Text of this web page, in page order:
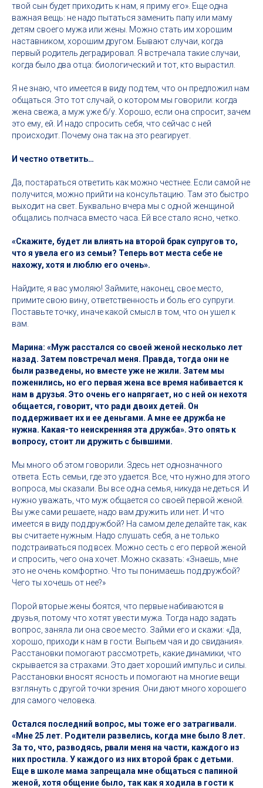
твой сын будет приходить к нам, я приму его». Еще одна
важная вещь: не надо пытаться заменить папу или маму
детям своего мужа или жены. Можно стать им хорошим
наставником, хорошим другом. Бывают случаи, когда
первый родитель деградировал. Я встречала такие случаи,
когда было два отца: биологический и тот, кто вырастил.
Я не знаю, что имеется в виду под тем, что он предложил нам
общаться. Это тот случай, о котором мы говорили: когда
жена свежа, а муж уже б/у. Хорошо, если она спросит, зачем
это ему, ей. И надо спросить себя, что сейчас с ней
происходит. Почему она так на это реагирует.
И честно ответить…
Да, постараться ответить как можно честнее. Если самой не
получится, можно прийти на консультацию. Там это быстро
выходит на свет. Буквально вчера мы с одной женщиной
общались полчаса вместо часа. Ей все стало ясно, четко.
«Скажите, будет ли влиять на второй брак супругов то,
что я увела его из семьи? Теперь вот места себе не
нахожу, хотя и люблю его очень».
Найдите, я вас умоляю! Займите, наконец, свое место,
примите свою вину, ответственность и боль его супруги.
Поставьте точку, иначе какой смысл в том, что он ушел к
вам.
Марина: «Муж расстался со своей женой несколько лет
назад. Затем повстречал меня. Правда, тогда они не
были разведены, но вместе уже не жили. Затем мы
поженились, но его первая жена все время набивается к
нам в друзья. Это очень его напрягает, но с ней он нехотя
общается, говорит, что ради двоих детей. Он
поддерживает их и ее деньгами. А мне ее дружба не
нужна. Какая-то неискренняя эта дружба». Это опять к
вопросу, стоит ли дружить с бывшими.
Мы много об этом говорили. Здесь нет однозначного
ответа. Есть семьи, где это удается. Все, что нужно для этого
вопроса, мы сказали. Вы все одна семья, никуда не деться. И
нужно уважать, что муж общается со своей первой женой.
Вы уже сами решаете, надо вам дружить или нет. И что
имеется в виду под дружбой? На самом деле делайте так, как
вы считаете нужным. Надо слушать себя, а не только
подстраиваться под всех. Можно сесть с его первой женой
и спросить, чего она хочет. Можно сказать: «Знаешь, мне
это не очень комфортно. Что ты понимаешь под дружбой?
Чего ты хочешь от нее?»
Порой вторые жены боятся, что первые набиваются в
друзья, потому что хотят увести мужа. Тогда надо задать
вопрос, заняла ли она свое место. Займи его и скажи: «Да,
хорошо, приходи к нам в гости. Выпьем чая и до свидания».
Расстановки помогают рассмотреть, какие динамики, что
скрывается за страхами. Это дает хороший импульс и силы.
Расстановки вносят ясность и помогают на многие вещи
взглянуть с другой точки зрения. Они дают много хорошего
для самого человека.
Остался последний вопрос, мы тоже его затрагивали.
«Мне 25 лет. Родители развелись, когда мне было 8 лет.
За то, что, разводясь, рвали меня на части, каждого из
них простила. У каждого из них второй брак с детьми.
Еще в школе мама запрещала мне общаться с папиной
женой, хотя общение было, так как я ходила в гости к